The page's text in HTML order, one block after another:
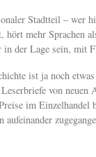
Stadtteil – wer
hört mehr Sprachen
der Lage sein, mit
ist ja noch
von neuen
im Einzelhandel
aufeinander